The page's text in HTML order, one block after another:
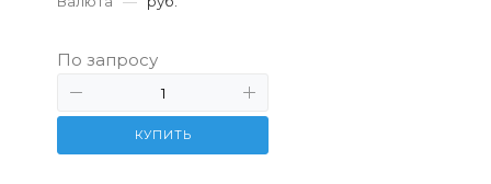
По запросу
КУПИТЬ